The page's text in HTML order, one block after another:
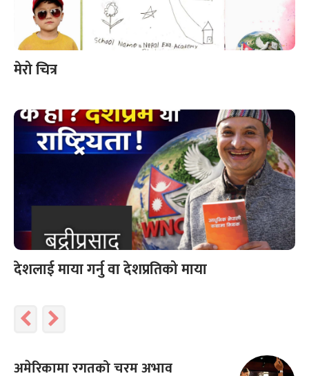
मेरो चित्र
देशलाई माया गर्नु वा देशप्रतिको माया
अमेरिकामा रगतको चरम अभाव